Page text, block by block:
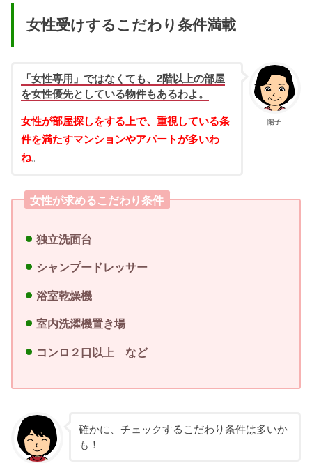
女性受けするこだわり条件満載
陽子
「女性専用」ではなくても、2階以上の部屋
を女性優先としている物件もあるわよ。
女性が部屋探しをする上で、重視している条
件を満たすマンションやアパートが多いわ
ね。
女性が求めるこだわり条件
独立洗面台
シャンプードレッサー
浴室乾燥機
室内洗濯機置き場
コンロ２口以上 など
確かに、チェックするこだわり条件は多いか
も！